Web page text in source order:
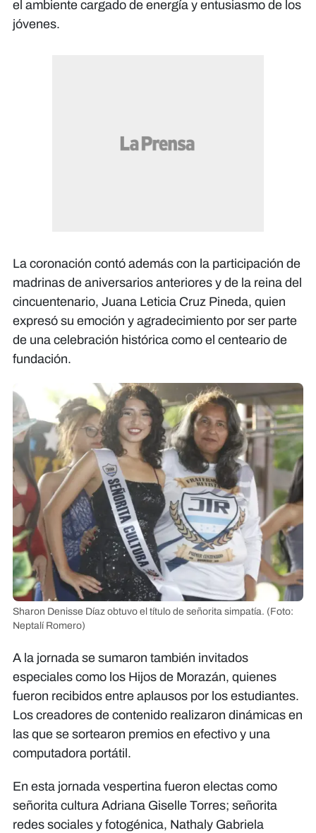
el ambiente cargado de energía y entusiasmo de los
jóvenes.
La coronación contó además con la participación de
madrinas de aniversarios anteriores y de la reina del
cincuentenario, Juana Leticia Cruz Pineda, quien
expresó su emoción y agradecimiento por ser parte
de una celebración histórica como el centeario de
fundación.
Sharon Denisse Díaz obtuvo el título de señorita simpatía. (Foto:
Neptalí Romero)
A la jornada se sumaron también invitados
especiales como los Hijos de Morazán, quienes
fueron recibidos entre aplausos por los estudiantes.
Los creadores de contenido realizaron dinámicas en
las que se sortearon premios en efectivo y una
computadora portátil.
En esta jornada vespertina fueron electas como
señorita cultura Adriana Giselle Torres; señorita
redes sociales y fotogénica, Nathaly Gabriela